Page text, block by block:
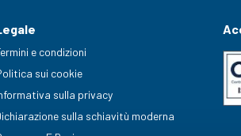
e condizioni
sui cookie
sulla privacy
sulla schiavitù moderna